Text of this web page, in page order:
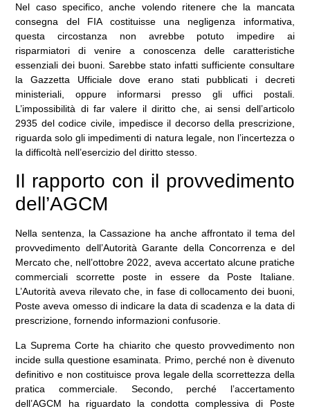
Nel caso specifico, anche volendo ritenere che la mancata
consegna del FIA costituisse una negligenza informativa,
questa circostanza non avrebbe potuto impedire ai
risparmiatori di venire a conoscenza delle caratteristiche
essenziali dei buoni. Sarebbe stato infatti sufficiente consultare
la Gazzetta Ufficiale dove erano stati pubblicati i decreti
ministeriali, oppure informarsi presso gli uffici postali.
L’impossibilità di far valere il diritto che, ai sensi dell’articolo
2935 del codice civile, impedisce il decorso della prescrizione,
riguarda solo gli impedimenti di natura legale, non l’incertezza o
la difficoltà nell’esercizio del diritto stesso.
Il rapporto con il provvedimento
dell’AGCM
Nella sentenza, la Cassazione ha anche affrontato il tema del
provvedimento dell’Autorità Garante della Concorrenza e del
Mercato che, nell’ottobre 2022, aveva accertato alcune pratiche
commerciali scorrette poste in essere da Poste Italiane.
L’Autorità aveva rilevato che, in fase di collocamento dei buoni,
Poste aveva omesso di indicare la data di scadenza e la data di
prescrizione, fornendo informazioni confusorie.
La Suprema Corte ha chiarito che questo provvedimento non
incide sulla questione esaminata. Primo, perché non è divenuto
definitivo e non costituisce prova legale della scorrettezza della
pratica commerciale. Secondo, perché l’accertamento
dell’AGCM ha riguardato la condotta complessiva di Poste